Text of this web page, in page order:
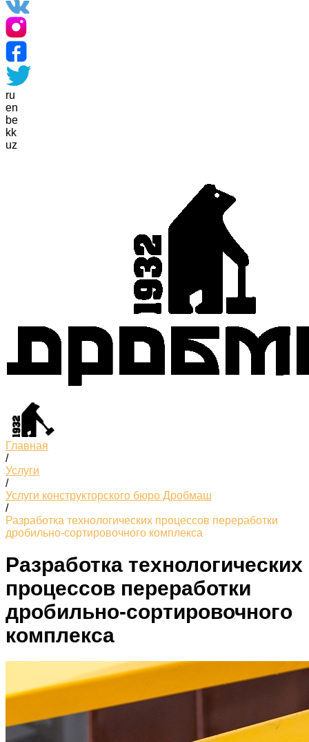
ru
en
be
kk
uz
Главная
/
Услуги
/
Услуги конструкторского бюро Дробмаш
/
Разработка технологических процессов переработки
дробильно-сортировочного комплекса
Разработка технологических
процессов переработки
дробильно-сортировочного
комплекса